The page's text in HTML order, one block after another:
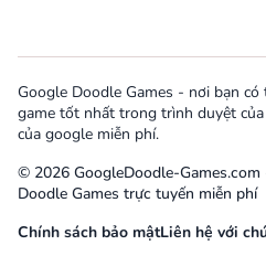
Google Doodle Games - nơi bạn
game tốt nhất trong trình duyệt
của google miễn phí.
© 2026 GoogleDoodle-
Doodle Games trực tuyến miễn phí
Chính sách bảo mậtLiên hệ với